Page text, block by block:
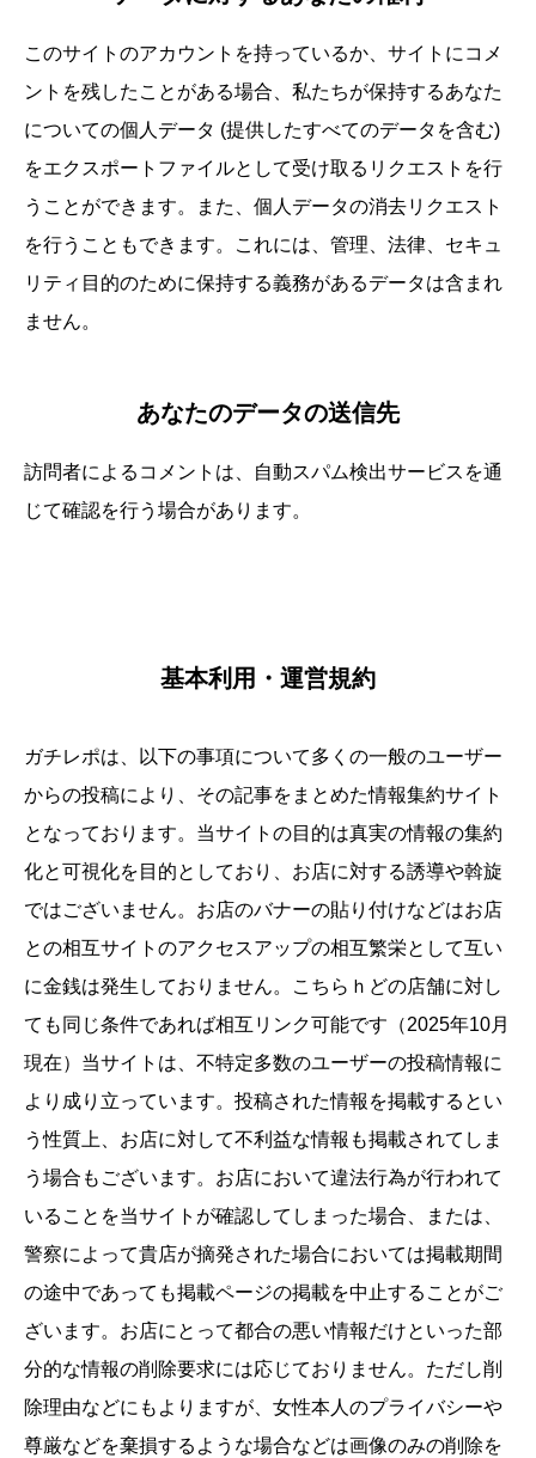
このサイトのアカウントを持っているか、サイトにコメ
ントを残したことがある場合、私たちが保持するあなた
についての個人データ (提供したすべてのデータを含む)
をエクスポートファイルとして受け取るリクエストを行
うことができます。また、個人データの消去リクエスト
を行うこともできます。これには、管理、法律、セキュ
リティ目的のために保持する義務があるデータは含まれ
ません。
あなたのデータの送信先
訪問者によるコメントは、自動スパム検出サービスを通
じて確認を行う場合があります。
基本利用・運営規約
ガチレポは、以下の事項について多くの一般のユーザー
からの投稿により、その記事をまとめた情報集約サイト
となっております。当サイトの目的は真実の情報の集約
化と可視化を目的としており、お店に対する誘導や斡旋
ではございません。お店のバナーの貼り付けなどはお店
との相互サイトのアクセスアップの相互繁栄として互い
に金銭は発生しておりません。こちらｈどの店舗に対し
ても同じ条件であれば相互リンク可能です（2025年10月
現在）当サイトは、不特定多数のユーザーの投稿情報に
より成り立っています。投稿された情報を掲載するとい
う性質上、お店に対して不利益な情報も掲載されてしま
う場合もございます。お店において違法行為が行われて
いることを当サイトが確認してしまった場合、または、
警察によって貴店が摘発された場合においては掲載期間
の途中であっても掲載ページの掲載を中止することがご
ざいます。お店にとって都合の悪い情報だけといった部
分的な情報の削除要求には応じておりません。ただし削
除理由などにもよりますが、女性本人のプライバシーや
尊厳などを棄損するような場合などは画像のみの削除を